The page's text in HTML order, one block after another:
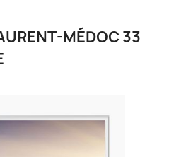
MÉDOC 33